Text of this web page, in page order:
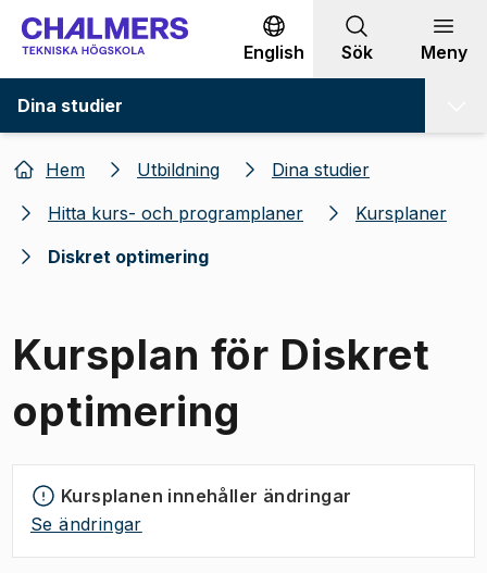
Gå till innehållet
English Sök Meny
Dina studier
Hem Utbildning
Dina studier
Hitta kurs- och programplaner
Kursplaner
Diskret optimering
Kursplan för Diskret
optimering
Kursplanen innehåller ändringar
Se ändringar